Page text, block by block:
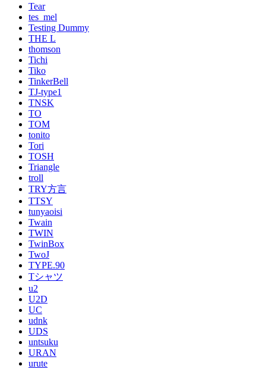
Tear
tes_mel
Testing Dummy
THE L
thomson
Tichi
Tiko
TinkerBell
TJ-type1
TNSK
TO
TOM
tonito
Tori
TOSH
Triangle
troll
TRY方言
TTSY
tunyaoisi
Twain
TWIN
TwinBox
TwoJ
TYPE.90
Tシャツ
u2
U2D
UC
udnk
UDS
untsuku
URAN
urute